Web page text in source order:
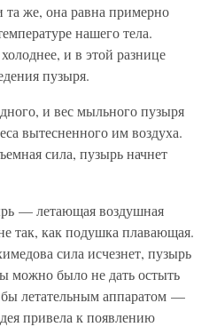
та же, она равна примерно
нашего тела.
и в этой разнице
пузыря.
и вес мыльного пузыря
вытесненного им воздуха.
сила, пузырь начнет
— летающая воздушная
так, как подушка плавающая.
сила исчезнет, пузырь
можно было не дать остыть
бы летательным аппаратом —
привела к появлению